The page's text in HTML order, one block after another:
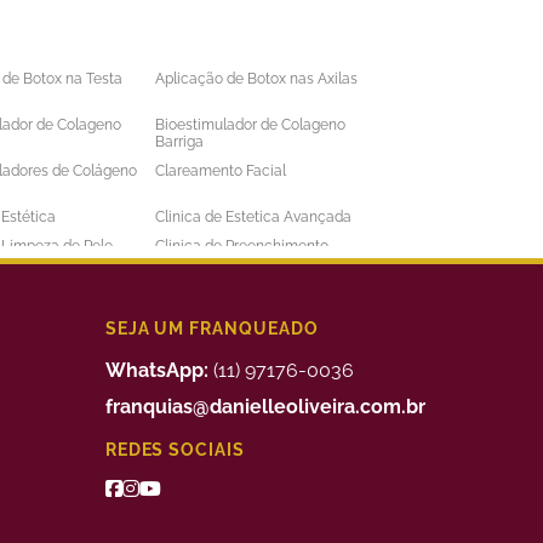
Botox na Testa
Aplicação de Botox nas Axilas
de Colageno
Bioestimulador de Colageno
Barriga
de Colágeno
Clareamento Facial
Clinica de Estetica Avançada
de Pele
Clinica de Preenchimento
Labial
Depilação a Laser Masculina
Preenchimento Facial Valor
Tratamento da Alopecia
de Bigode Chines
Tratamento de Celulite nas
SEJA UM FRANQUEADO
WhatsApp: (11) 97176-0036
franquias@danielleoliveira.com.br
REDES SOCIAIS